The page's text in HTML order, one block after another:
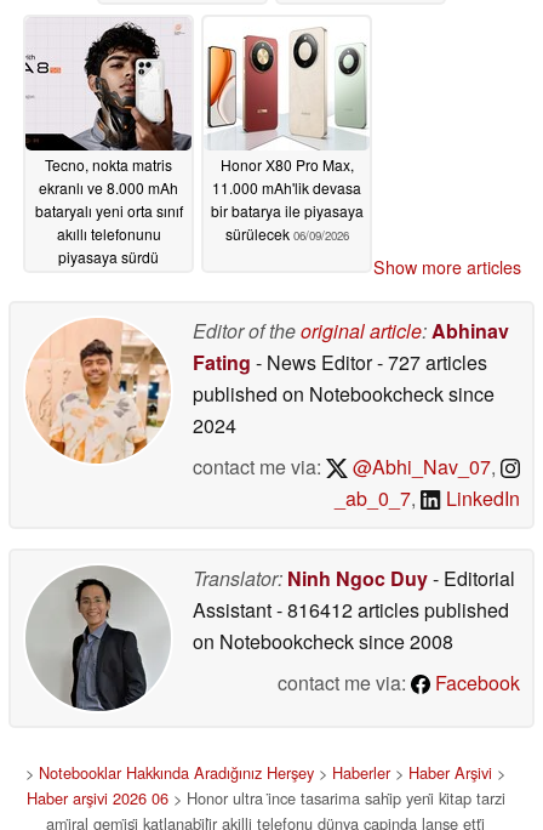
Tecno, nokta matris
ekranlı ve 8.000 mAh
bataryalı yeni orta sınıf
akıllı telefonunu
piyasaya sürdü
Honor X80 Pro Max,
11.000 mAh'lik devasa
bir batarya ile piyasaya
sürülecek 06/09/2026
Show more articles
Editor of theoriginal article: Abhinav
Fating - News Editor- 727 articles
published on Notebookchecksince
2024
contact me via:
@Abhi_Nav_07,
_ab_0_7, LinkedIn
Translator: Ninh Ngoc Duy- Editorial
Assistant- 816412 articles published
on Notebookchecksince 2008
contact me via:
Facebook
> Notebooklar Hakkında Aradığınız Herşey > Haberler> Haber Arşivi >
Haber arşivi 2026 06> Honor ultra i̇nce tasarima sahi̇p yeni̇ ki̇tap tarzi
ami̇ral gemi̇si̇ katlanabi̇li̇r akilli telefonu dünya çapinda lanse etti̇